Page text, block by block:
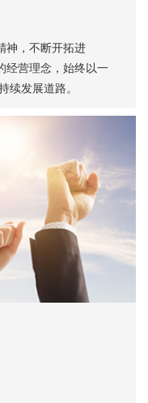
神，不断开拓进
经营理念，始终以一
续发展道路。